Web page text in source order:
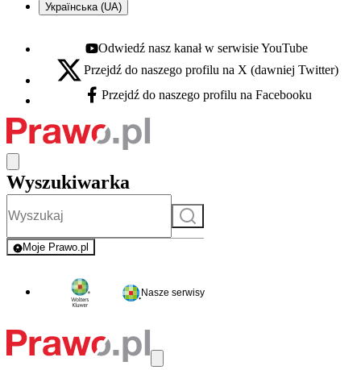
Українська (UA)
Youtube - otwiera się w nowej karcie
Odwiedź nasz kanał w serwisie YouTube
X - otwiera się w nowej karcie
Przejdź do naszego profilu na X (dawniej Twitter)
Facebook - otwiera się w nowej karcie
Przejdź do naszego profilu na Facebooku
Wyszukiwarka
Szukaj
Moje Prawo.pl
- rejestracja i logowanie do serwisu
Nasze serwisy